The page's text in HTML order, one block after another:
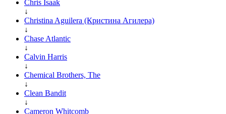
Chris Isaak
↓
Christina Aguilera (Кристина Агилера)
↓
Chase Atlantic
↓
Calvin Harris
↓
Chemical Brothers, The
↓
Clean Bandit
↓
Cameron Whitcomb